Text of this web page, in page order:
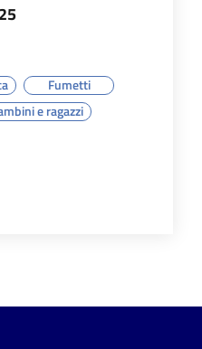
Fumetti
e ragazzi